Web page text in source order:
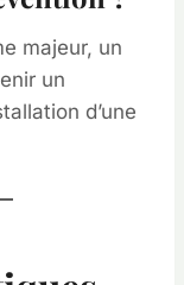
majeur, un
un
d’une